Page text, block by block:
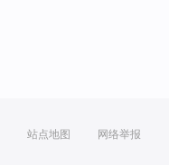
站点地图 网络举报